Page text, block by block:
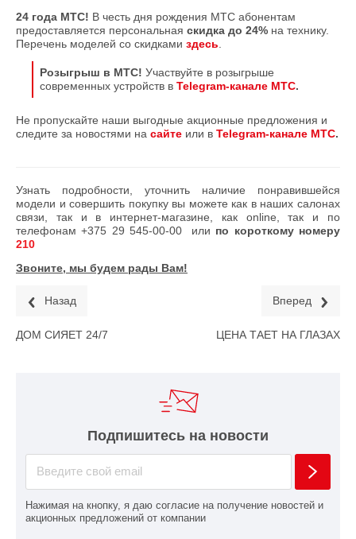
24 года МТС! В честь дня рождения МТС абонентам
предоставляется персональная скидка до 24% на технику.
Перечень моделей со скидками здесь
Розыгрыш в МТС! Участвуйте в розыгрыше
современных устройств в Telegram-канале МТС.
Не пропускайте наши выгодные акционные предложения и
следите за новостями на сайте или в Telegram-канале МТС.
Узнать подробности, уточнить наличие понравившейся
модели и совершить покупку вы можете как в наших салонах
связи, так и в интернет-магазине, как online, так и по
телефонам+375 29 545-00-00 или по короткому номеру
210
Звоните, мы будем рады Вам!
Назад
ДОМ СИЯЕТ 24/7
Вперед
ЦЕНА ТАЕТ НА ГЛАЗАХ
Подпишитесь на новости
Нажимая на кнопку, я даю согласие на получение новостей и
акционных предложений от компании